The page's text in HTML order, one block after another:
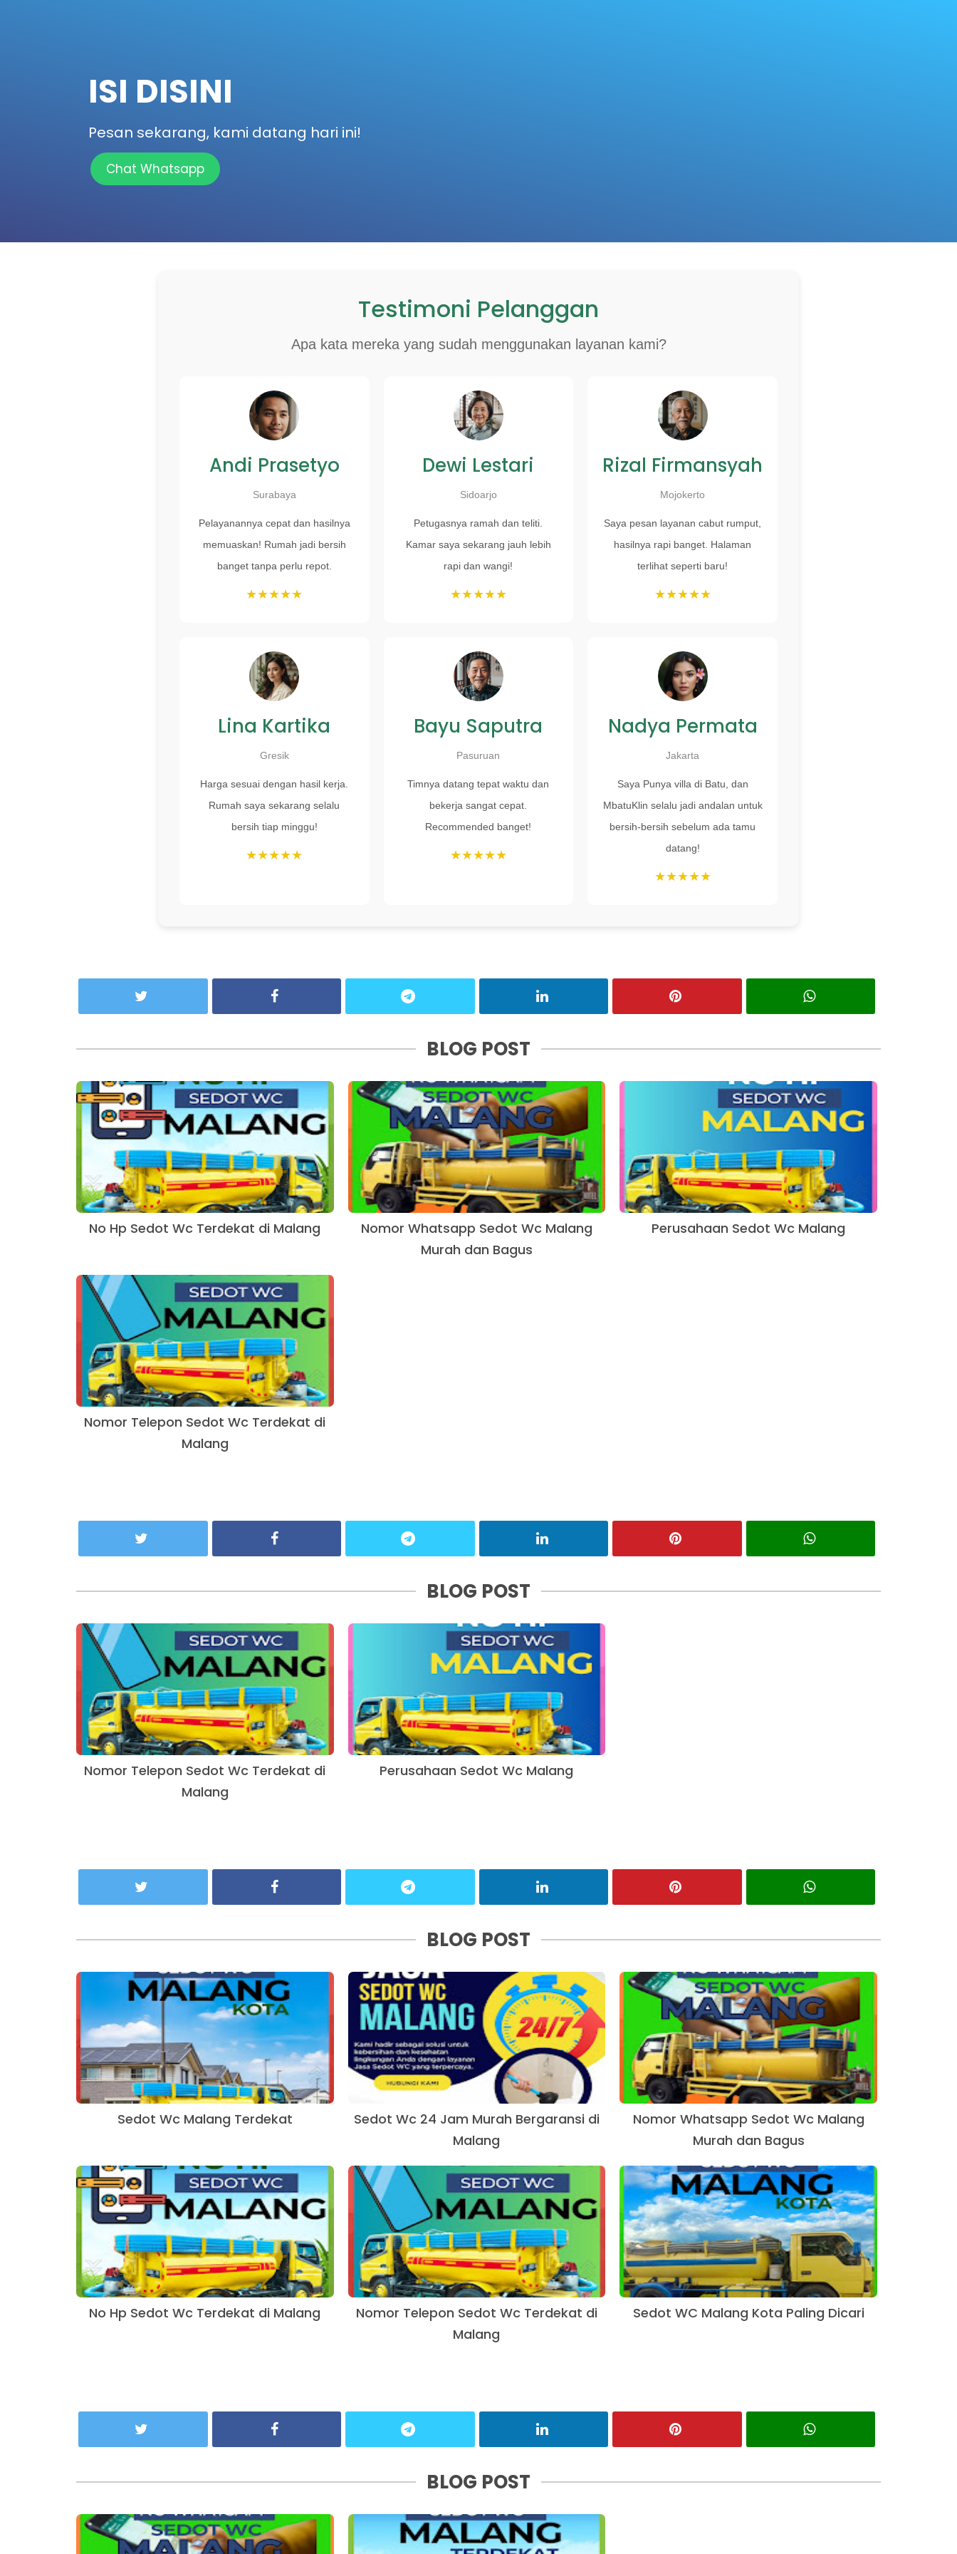
ISI DISINI
Pesan sekarang, kami datang hari ini!
Chat Whatsapp
Testimoni Pelanggan
Apa kata mereka yang sudah menggunakan layanan kami?
Andi Prasetyo
Surabaya
Pelayanannya cepat dan hasilnya
memuaskan! Rumah jadi bersih
banget tanpa perlu repot.
★★★★★
Dewi Lestari
Sidoarjo
Petugasnya ramah dan teliti.
Kamar saya sekarang jauh lebih
rapi dan wangi!
★★★★★
Rizal Firmansyah
Mojokerto
Saya pesan layanan cabut rumput,
hasilnya rapi banget. Halaman
terlihat seperti baru!
★★★★★
Lina Kartika
Gresik
Harga sesuai dengan hasil kerja.
Rumah saya sekarang selalu
bersih tiap minggu!
★★★★★
Bayu Saputra
Pasuruan
Timnya datang tepat waktu dan
bekerja sangat cepat.
Recommended banget!
★★★★★
Nadya Permata
Jakarta
Saya Punya villa di Batu, dan
MbatuKlin selalu jadi andalan untuk
bersih-bersih sebelum ada tamu
datang!
★★★★★
BLOG POST
No Hp Sedot Wc Terdekat di Malang
Nomor Whatsapp Sedot Wc Malang
Murah dan Bagus
Perusahaan Sedot Wc Malang
Nomor Telepon Sedot Wc Terdekat di
Malang
BLOG POST
Nomor Telepon Sedot Wc Terdekat di
Malang
Perusahaan Sedot Wc Malang
BLOG POST
Sedot Wc Malang Terdekat
Sedot Wc 24 Jam Murah Bergaransi di
Malang
Nomor Whatsapp Sedot Wc Malang
Murah dan Bagus
No Hp Sedot Wc Terdekat di Malang
Nomor Telepon Sedot Wc Terdekat di
Malang
Sedot WC Malang Kota Paling Dicari
BLOG POST